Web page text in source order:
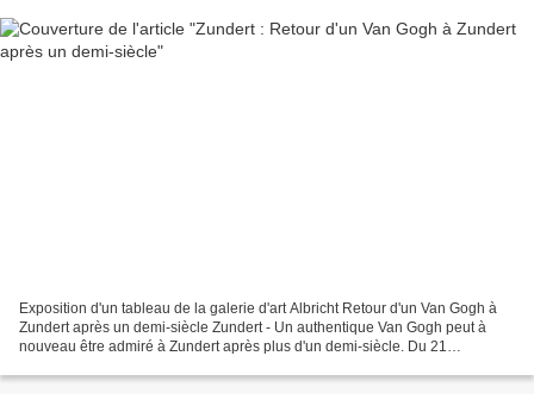
Exposition d'un tableau de la galerie d'art Albricht Retour d'un Van Gogh à
Zundert après un demi-siècle Zundert - Un authentique Van Gogh peut à
nouveau être admiré à Zundert après plus d'un demi-siècle. Du 21